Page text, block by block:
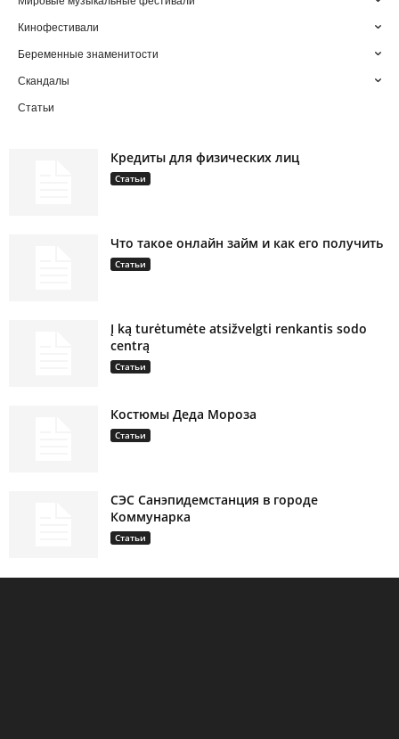
Кинофестивали
Беременные знаменитости
Скандалы
Статьи
Кредиты для физических лиц
Статьи
Что такое онлайн займ и как его получить
Статьи
Į ką turėtumėte atsižvelgti renkantis sodo
centrą
Статьи
Костюмы Деда Мороза
Статьи
СЭС Санэпидемстанция в городе
Коммунарка
Статьи